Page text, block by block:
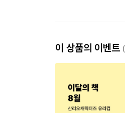
이 상품의 이벤트